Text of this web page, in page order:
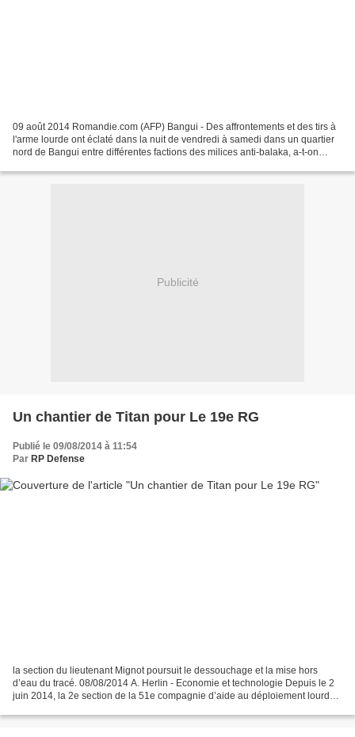
09 août 2014 Romandie.com (AFP) Bangui - Des affrontements et des tirs à
l'arme lourde ont éclaté dans la nuit de vendredi à samedi dans un quartier
nord de Bangui entre différentes factions des milices anti-balaka, a-t-on
Publicité
Un chantier de Titan pour Le 19e RG
Publié le 09/08/2014 à 11:54
Par RP Defense
la section du lieutenant Mignot poursuit le dessouchage et la mise hors
d’eau du tracé. 08/08/2014 A. Herlin - Economie et technologie Depuis le 2
juin 2014, la 2e section de la 51e compagnie d’aide au déploiement lourd